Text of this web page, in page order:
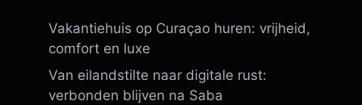
Vakantiehuis op Curaçao huren: vrijheid,
comfort en luxe
Van eilandstilte naar digitale rust:
verbonden blijven na Saba